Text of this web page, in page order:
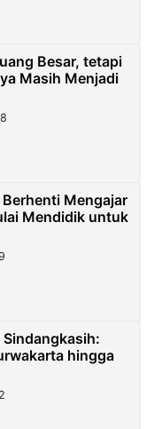
Besar, tetapi
Masih Menjadi
Mengajar
Mendidik untuk
hingga